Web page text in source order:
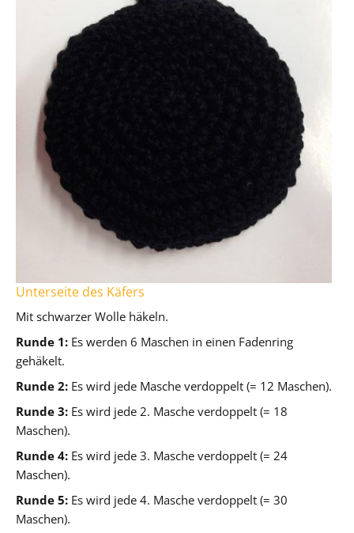
Unterseite des Käfers
Mit schwarzer Wolle häkeln.
Runde 1: Es werden 6 Maschen in einen Fadenring
gehäkelt.
Runde 2: Es wird jede Masche verdoppelt (= 12 Maschen).
Runde 3: Es wird jede 2. Masche verdoppelt (= 18
Maschen).
Runde 4: Es wird jede 3. Masche verdoppelt (= 24
Maschen).
Runde 5: Es wird jede 4. Masche verdoppelt (= 30
Maschen).